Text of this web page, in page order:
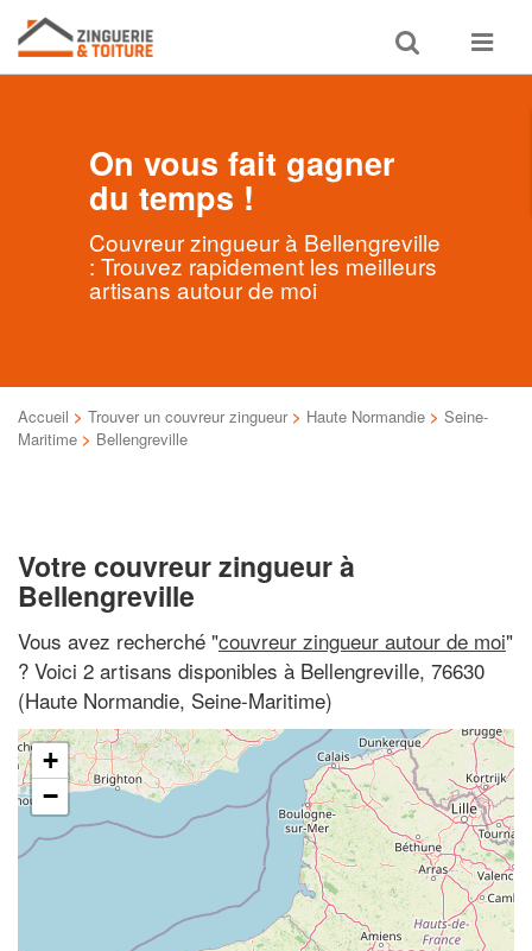
Toggle
search
Toggle
On vous fait gagner
du temps !
Couvreur zingueur à Bellengreville
: Trouvez rapidement les meilleurs
artisans autour de moi
Accueil > Trouver un couvreur zingueur > Haute Normandie > Seine-
Maritime > Bellengreville
Votre couvreur zingueur à
Bellengreville
Vous avez recherché "couvreur zingueur autour de moi"
? Voici 2 artisans disponibles à Bellengreville, 76630
(Haute Normandie, Seine-Maritime)
+
−